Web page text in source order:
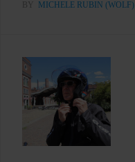
BY MICHELE RUBIN (WOLF)